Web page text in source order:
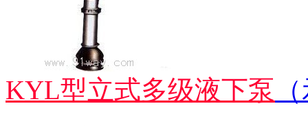
KYL型立式多级液下泵